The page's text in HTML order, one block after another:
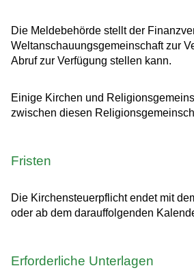
Die Meldebehörde stellt der
Weltanschauungsgemeinschaft zur
Abruf zur Verfügung stellen kann.
Einige Kirchen und
zwischen diesen
Fristen
Die Kirchensteuerpflicht endet mit
oder ab dem darauffolgenden
Erforderliche Unterlagen